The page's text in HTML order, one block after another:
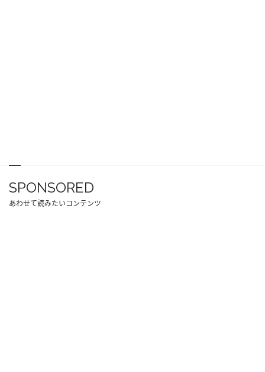
SPONSORED
あわせて読みたいコンテンツ